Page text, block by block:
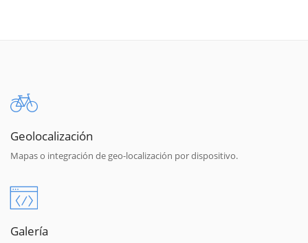
Geolocalización
Mapas o integración de geo-localización por dispositivo.
Galería